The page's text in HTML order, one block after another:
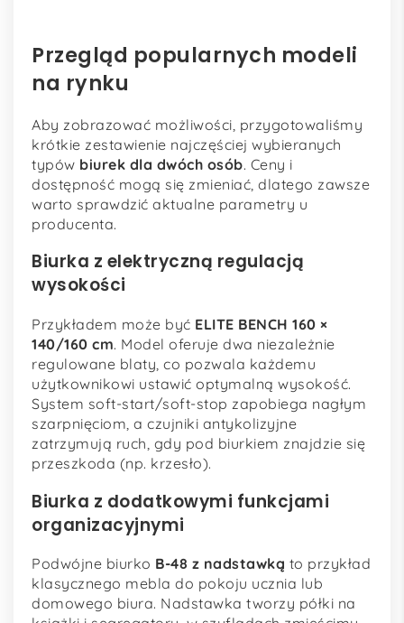
Przegląd popularnych modeli
na rynku
Aby zobrazować możliwości, przygotowaliśmy
krótkie zestawienie najczęściej wybieranych
typów biurek dla dwóch osób. Ceny i
dostępność mogą się zmieniać, dlatego zawsze
warto sprawdzić aktualne parametry u
producenta.
Biurka z elektryczną regulacją
wysokości
Przykładem może być ELITE BENCH 160 ×
140/160 cm. Model oferuje dwa niezależnie
regulowane blaty, co pozwala każdemu
użytkownikowi ustawić optymalną wysokość.
System soft-start/soft-stop zapobiega nagłym
szarpnięciom, a czujniki antykolizyjne
zatrzymują ruch, gdy pod biurkiem znajdzie się
przeszkoda (np. krzesło).
Biurka z dodatkowymi funkcjami
organizacyjnymi
Podwójne biurko B-48 z nadstawką to przykład
klasycznego mebla do pokoju ucznia lub
domowego biura. Nadstawka tworzy półki na